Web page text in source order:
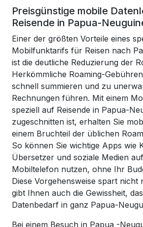
Preisgünstige mobile
Reisende in Papua-
Einer der größten Vorteile eines
Mobilfunktarifs für Reisen nach
ist die deutliche Reduzierung der
Herkömmliche Roaming-
schnell summieren und zu
Rechnungen führen. Mit einem
speziell auf Reisende in Papua-
zugeschnitten ist, erhalten Sie
einem Bruchteil der üblichen
So können Sie wichtige Apps wie
Übersetzer und soziale Medien
Mobiltelefon nutzen, ohne Ihr
Diese Vorgehensweise spart nicht
gibt Ihnen auch die Gewissheit,
Datenbedarf in ganz Papua-
Bei einem Besuch in Papua -